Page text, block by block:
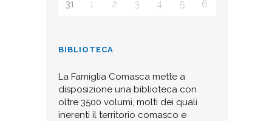
31
1 2 3 4 5 6
BIBLIOTECA
La Famiglia Comasca mette a
disposizione una biblioteca con
oltre 3500 volumi, molti dei quali
inerenti il territorio comasco e